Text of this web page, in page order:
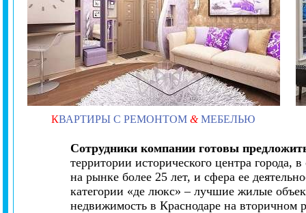
КВАРТИРЫ С РЕМОНТОМ&МЕБЕЛЬЮ
Сотрудники компании готовы
территории исторического центра
на рынке более 25 лет, и сфера ее
категории «де люкс» – лучшие жилые
недвижимость в Краснодаре на